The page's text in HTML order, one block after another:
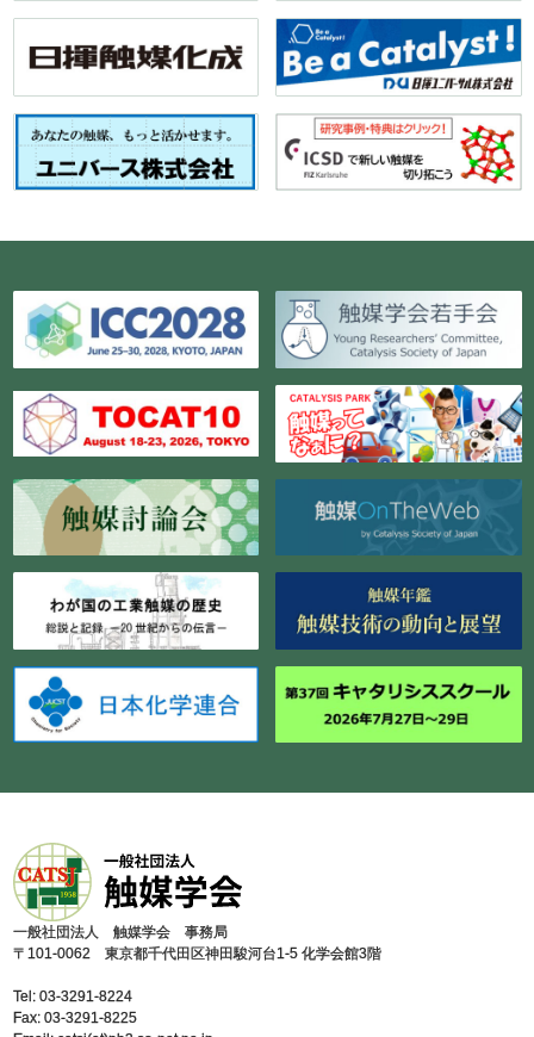
⼀般社団法⼈ 触媒学会 事務局
〒101-0062 東京都千代⽥区神⽥駿河台1-5 化学会館3階
Tel: 03-3291-8224
Fax: 03-3291-8225